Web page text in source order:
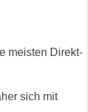
meisten Direkt-
sich mit